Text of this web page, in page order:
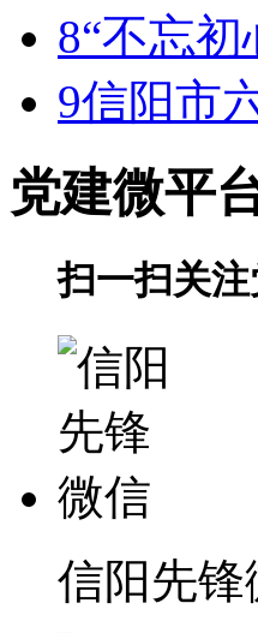
8“不忘
9信阳市
党建微平
扫一扫关
信阳先锋